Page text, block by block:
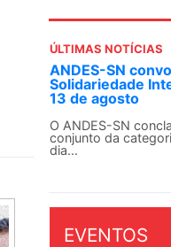
ÚLTIMAS NOTÍCIAS
ANDES-SN
Solidariedade
13 de agosto
O ANDES-SN
conjunto da
dia...
EVENTOS